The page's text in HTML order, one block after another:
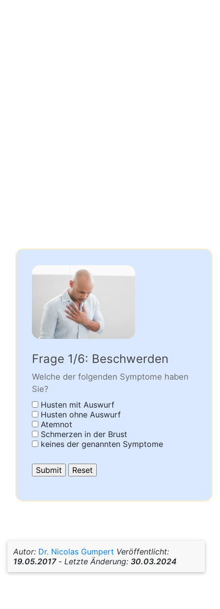
Frage 1/6: Beschwerden
Welche der folgenden Symptome haben
Sie?
Husten mit Auswurf
Husten ohne Auswurf
Atemnot
Schmerzen in der Brust
keines der genannten Symptome
Autor: Dr. Nicolas Gumpert Veröffentlicht:
19.05.2017- Letzte Änderung: 30.03.2024